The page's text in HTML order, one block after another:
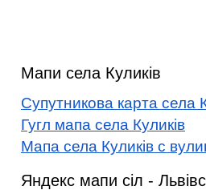
Мапи села Куликів
Супутникова карта села
Гугл мапа села Куликів
Мапа села Куликів с
Яндекс мапи сіл -